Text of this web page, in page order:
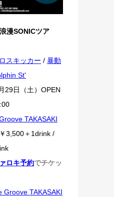
漫SONICツア
スキッカー / 暴動
St'
29日（土）OPEN
TAKASAKI
3,500＋1drink /
ロキ予約でチケッ
Groove TAKASAKI